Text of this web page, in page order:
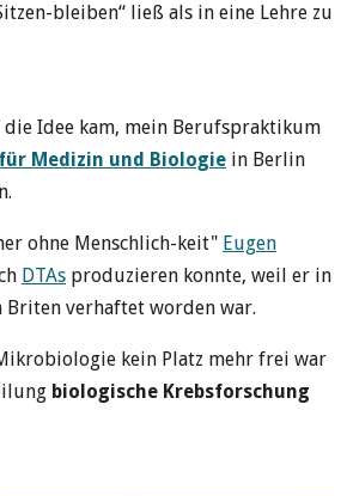
bleiben“ ließ als in eine Lehre zu
die Idee kam, mein Berufspraktikum
Medizin und Biologie in Berlin
ohne Menschlich-keit" Eugen
DTAs produzieren konnte, weil er in
Briten verhaftet worden war.
kein Platz mehr frei war
biologische Krebsforschung